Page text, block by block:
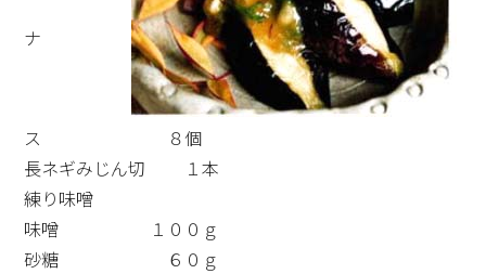
ナ
ス ８個
長ネギみじん切 １本
練り味噌
味噌 １００ｇ
砂糖 ６０ｇ